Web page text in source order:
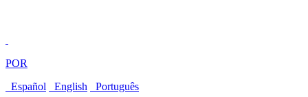
POR
Español
English Português